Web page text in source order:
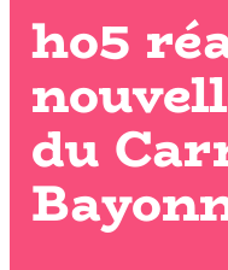
ho5
du